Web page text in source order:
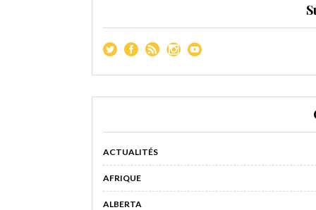
ACTUALITÉS
AFRIQUE
ALBERTA